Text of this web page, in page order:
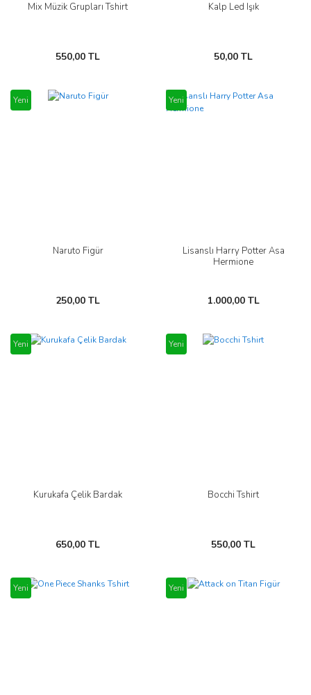
Mix Müzik Grupları Tshirt
550,00 TL
Kalp Led Işık
50,00 TL
Yeni
Naruto Figür
250,00 TL
Yeni
Lisanslı Harry Potter Asa
Hermione
1.000,00 TL
Yeni
Kurukafa Çelik Bardak
650,00 TL
Yeni
Bocchi Tshirt
550,00 TL
Yeni Yeni